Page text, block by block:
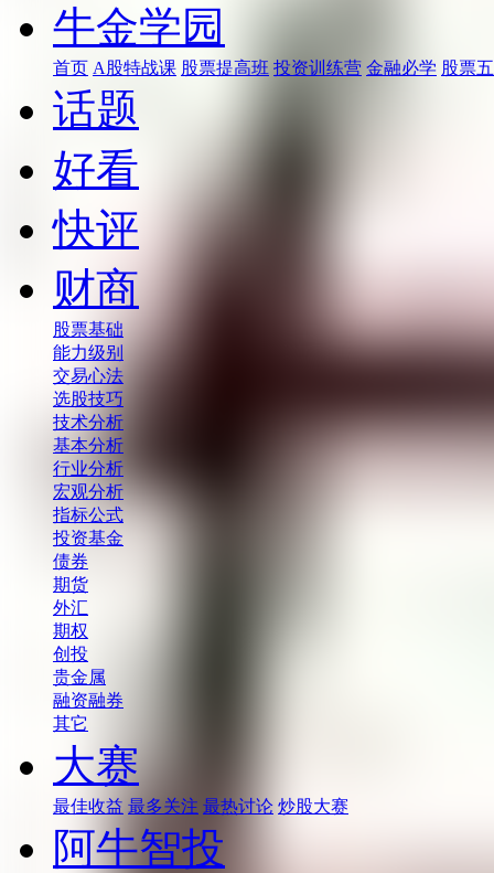
牛金学园
首页 A股特战课 股票提高班 投资训练营 金融必学 股票
话题
好看
快评
财商
股票基础
能力级别
交易心法
选股技巧
技术分析
基本分析
行业分析
宏观分析
指标公式
投资基金
债券
期货
外汇
期权
创投
贵金属
融资融券
其它
大赛
最佳收益 最多关注 最热讨论 炒股大赛
阿牛智投